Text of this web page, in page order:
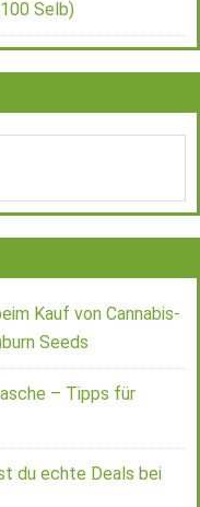
Selb)
Kauf von Cannabis-
Seeds
– Tipps für
du echte Deals bei